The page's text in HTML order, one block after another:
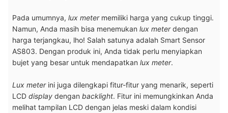
Pada umumnya, lux meter memiliki harga yang cukup tinggi.
Namun, Anda masih bisa menemukan lux meterdengan
harga terjangkau, lho! Salah satunya adalah Smart Sensor
AS803. Dengan produk ini, Anda tidak perlu menyiapkan
bujet yang besar untuk mendapatkan lux meter.
Lux meterini juga dilengkapi fitur-fitur yang menarik, seperti
LCD display dengan backlight. Fitur ini memungkinkan Anda
melihat tampilan LCD dengan jelas meski dalam kondisi